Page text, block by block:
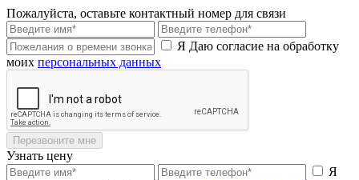
Пожалуйста, оставьте контактный номер для связи
Я Даю согласие на обработку
моих персональных данных
Перезвоните мне
Узнать цену
Я